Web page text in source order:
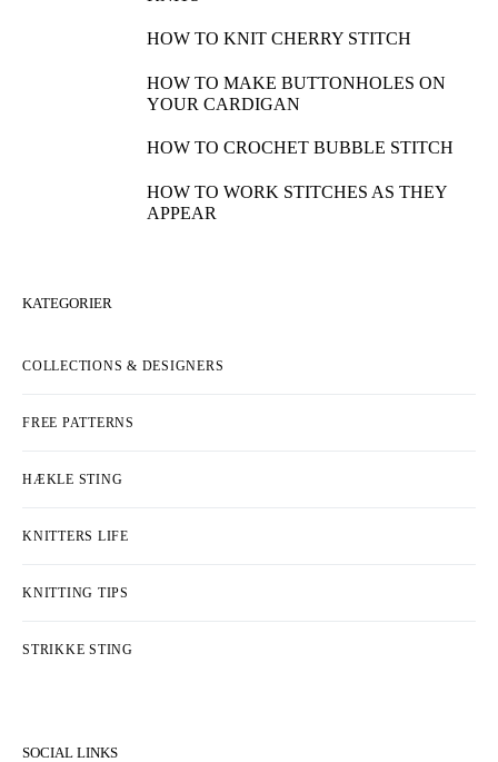
HOW TO KNIT CHERRY STITCH
HOW TO MAKE BUTTONHOLES ON
YOUR CARDIGAN
HOW TO CROCHET BUBBLE STITCH
HOW TO WORK STITCHES AS THEY
APPEAR
KATEGORIER
COLLECTIONS & DESIGNERS
FREE PATTERNS
HÆKLE STING
KNITTERS LIFE
KNITTING TIPS
STRIKKE STING
SOCIAL LINKS